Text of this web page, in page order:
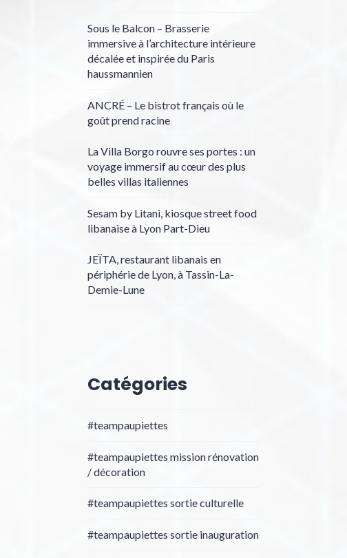
Sous le Balcon – Brasserie
immersive à l’architecture intérieure
décalée et inspirée du Paris
haussmannien
ANCRÉ – Le bistrot français où le
goût prend racine
La Villa Borgo rouvre ses portes : un
voyage immersif au cœur des plus
belles villas italiennes
Sesam by Litani, kiosque street food
libanaise à Lyon Part-Dieu
JEÏTA, restaurant libanais en
périphérie de Lyon, à Tassin-La-
Demie-Lune
Catégories
#teampaupiettes
#teampaupiettes mission rénovation
/ décoration
#teampaupiettes sortie culturelle
#teampaupiettes sortie inauguration